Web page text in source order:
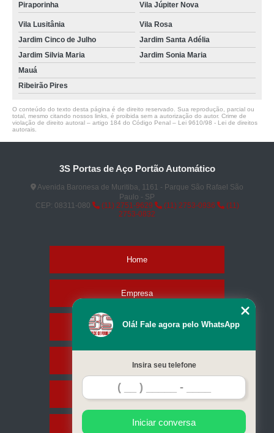
Piraporinha Vila Júpiter Nova
Vila Lusitânia
Vila Rosa
Jardim Cinco de Julho
Jardim Santa Adélia
Jardim Silvia Maria
Jardim Sonia Maria
Mauá
Ribeirão Pires
O conteúdo do texto desta página é de direito reservado. Sua reprodução, parcial ou
total, mesmo citando nossos links, é proibida sem a autorização do autor. Crime de
violação de direito autoral – artigo 184 do Código Penal – Lei 9610/98 - Lei de direitos
autorais
3S Portas de Aço Portão Automático
Avenida Baronesa de Muritiba, 1161 - Parque São Rafael São
Paulo - SP
CEP: 08311-080
(11) 2751-9629 (11) 2753-0936
(11)
2753-0832
Home
Empresa
Missão
Serviços
Contato
Mapa do site
Olá! Fale agora pelo WhatsApp
Insira seu telefone
Iniciar conversa